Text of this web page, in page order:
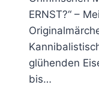
ERNST?“ –
glühenden
bis…